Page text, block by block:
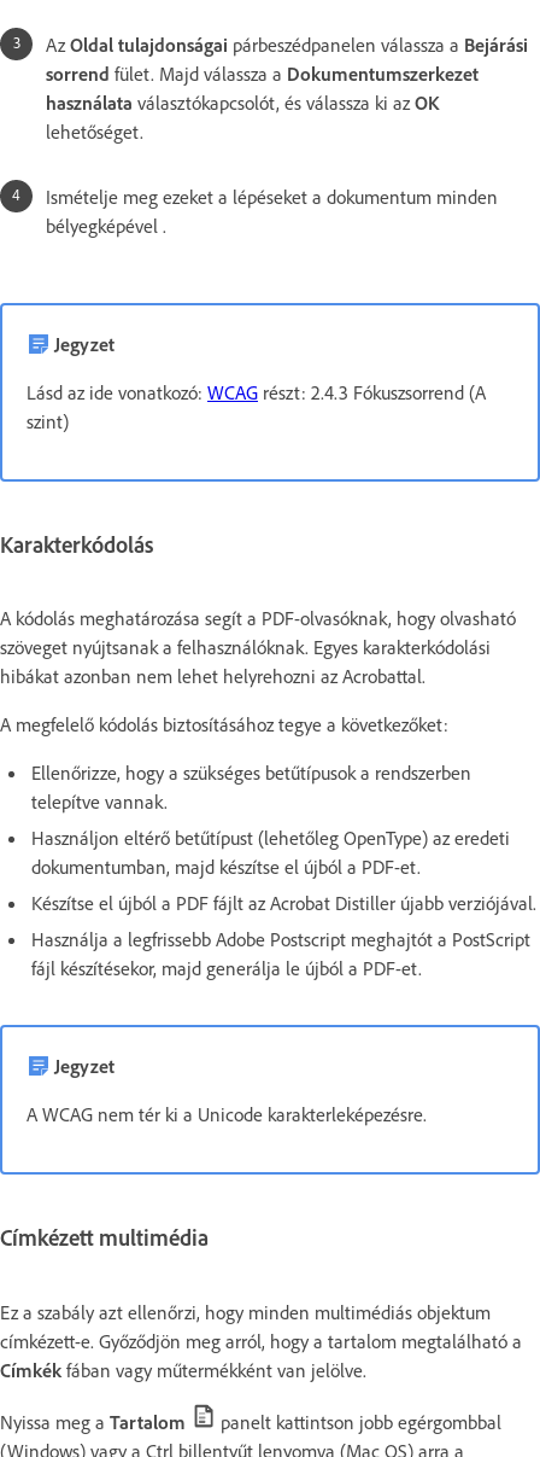
AzOldal tulajdonságai párbeszédpanelen válassza a Bejárási
sorrend fület. Majd válassza a Dokumentumszerkezet
használata választókapcsolót, és válassza ki azOK
lehetőséget.
Ismételje meg ezeket a lépéseket a dokumentum minden
bélyegképével .
Jegyzet
Lásd az ide vonatkozó: WCAG részt: 2.4.3 Fókuszsorrend (A
szint)
Karakterkódolás
A kódolás meghatározása segít a PDF-olvasóknak, hogy olvasható
szöveget nyújtsanak a felhasználóknak. Egyes karakterkódolási
hibákat azonban nem lehet helyrehozni az Acrobattal.
A megfelelő kódolás biztosításához tegye a következőket:
Ellenőrizze, hogy a szükséges betűtípusok a rendszerben
telepítve vannak.
Használjon eltérő betűtípust (lehetőleg OpenType) az eredeti
dokumentumban, majd készítse el újból a PDF-et.
Készítse el újból a PDF fájlt az Acrobat Distiller újabb verziójával.
Használja a legfrissebb Adobe Postscript meghajtót a PostScript
fájl készítésekor, majd generálja le újból a PDF-et.
Jegyzet
A WCAG nem tér ki a Unicode karakterleképezésre.
Címkézett multimédia
Ez a szabály azt ellenőrzi, hogy minden multimédiás objektum
címkézett-e. Győződjön meg arról, hogy a tartalom megtalálható a
Címkék fában vagy műtermékként van jelölve.
Nyissa meg a Tartalom
panelt kattintson jobb egérgombbal
(Windows) vagy a Ctrl billentyűt lenyomva (Mac OS) arra a